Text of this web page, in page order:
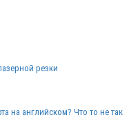
резки
на английском? Что то не так